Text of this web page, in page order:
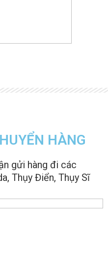
HÀNG
gửi hàng đi các
Thụy Điển, Thụy Sĩ